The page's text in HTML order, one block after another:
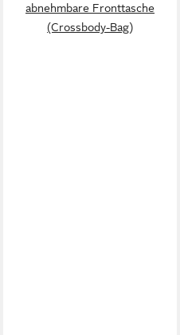
abnehmbare Fronttasche
(Crossbody-Bag)